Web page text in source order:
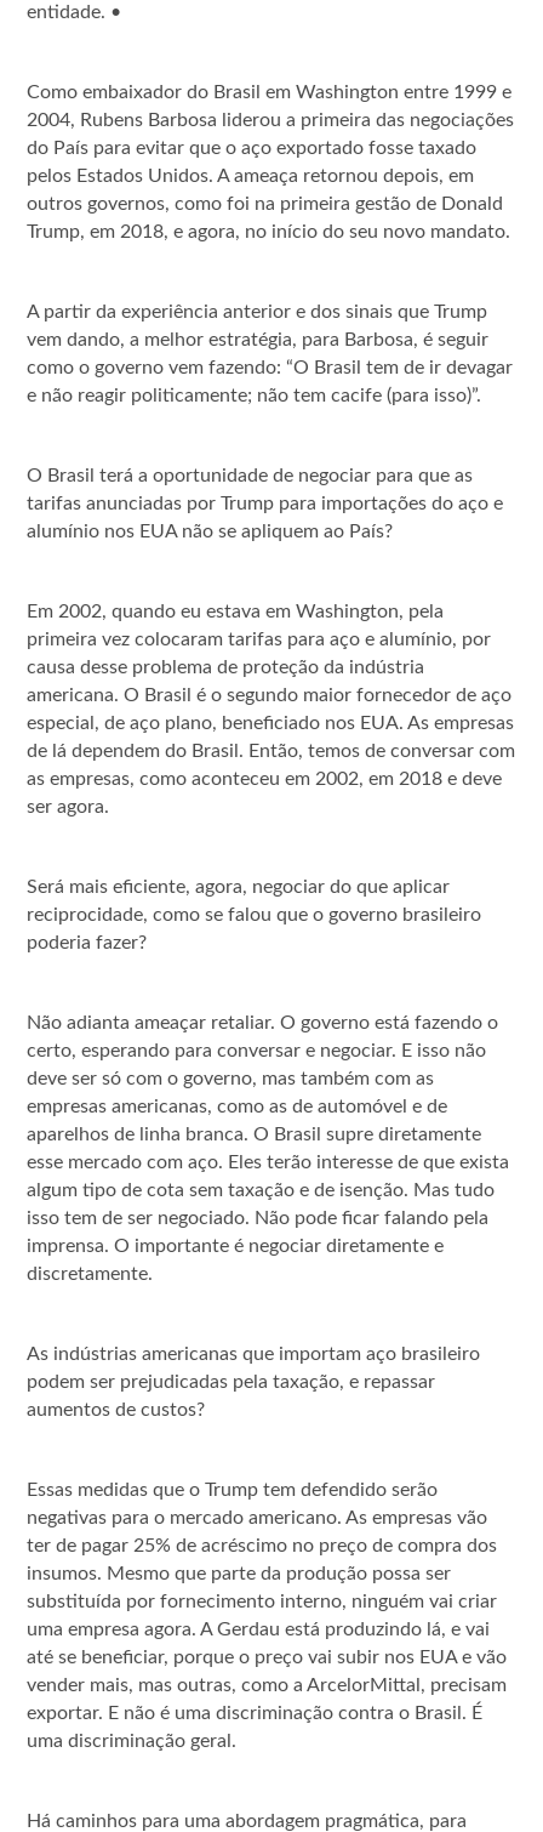
entidade. •
Como embaixador do Brasil em Washington entre 1999 e
2004, Rubens Barbosa liderou a primeira das negociações
do País para evitar que o aço exportado fosse taxado
pelos Estados Unidos. A ameaça retornou depois, em
outros governos, como foi na primeira gestão de Donald
Trump, em 2018, e agora, no início do seu novo mandato.
A partir da experiência anterior e dos sinais que Trump
vem dando, a melhor estratégia, para Barbosa, é seguir
como o governo vem fazendo: “O Brasil tem de ir devagar
e não reagir politicamente; não tem cacife (para isso)”.
O Brasil terá a oportunidade de negociar para que as
tarifas anunciadas por Trump para importações do aço e
alumínio nos EUA não se apliquem ao País?
Em 2002, quando eu estava em Washington, pela
primeira vez colocaram tarifas para aço e alumínio, por
causa desse problema de proteção da indústria
americana. O Brasil é o segundo maior fornecedor de aço
especial, de aço plano, beneficiado nos EUA. As empresas
de lá dependem do Brasil. Então, temos de conversar com
as empresas, como aconteceu em 2002, em 2018 e deve
ser agora.
Será mais eficiente, agora, negociar do que aplicar
reciprocidade, como se falou que o governo brasileiro
poderia fazer?
Não adianta ameaçar retaliar. O governo está fazendo o
certo, esperando para conversar e negociar. E isso não
deve ser só com o governo, mas também com as
empresas americanas, como as de automóvel e de
aparelhos de linha branca. O Brasil supre diretamente
esse mercado com aço. Eles terão interesse de que exista
algum tipo de cota sem taxação e de isenção. Mas tudo
isso tem de ser negociado. Não pode ficar falando pela
imprensa. O importante é negociar diretamente e
discretamente.
As indústrias americanas que importam aço brasileiro
podem ser prejudicadas pela taxação, e repassar
aumentos de custos?
Essas medidas que o Trump tem defendido serão
negativas para o mercado americano. As empresas vão
ter de pagar 25% de acréscimo no preço de compra dos
insumos. Mesmo que parte da produção possa ser
substituída por fornecimento interno, ninguém vai criar
uma empresa agora. A Gerdau está produzindo lá, e vai
até se beneficiar, porque o preço vai subir nos EUA e vão
vender mais, mas outras, como a ArcelorMittal, precisam
exportar. E não é uma discriminação contra o Brasil. É
uma discriminação geral.
Há caminhos para uma abordagem pragmática, para